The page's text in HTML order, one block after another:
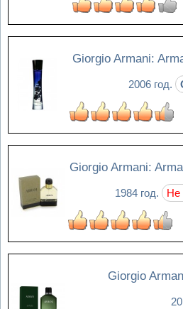
Giorgio Armani:
2006 год.
Giorgio Armani:
1984 год. Не
Giorgio